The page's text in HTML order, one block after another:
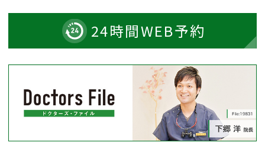
24時間WEB予約